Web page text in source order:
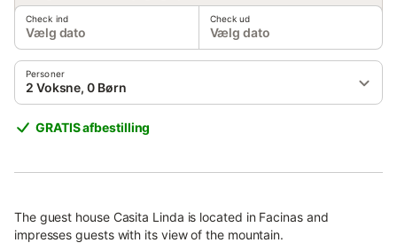
Check ind
Vælg dato
Check ud
Vælg dato
Personer
2 Voksne, 0 Børn
GRATIS afbestilling
The guest house Casita Linda is located in Facinas and
impresses guests with its view of the mountain.